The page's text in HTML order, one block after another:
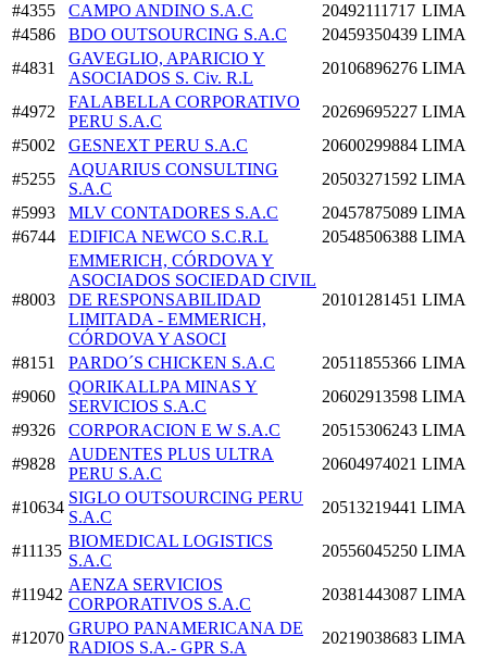
#4355 CAMPO ANDINO S.A.C 20492111717 LIMA
#4586
BDO OUTSOURCING S.A.C 20459350439 LIMA
#4831
GAVEGLIO, APARICIO Y
ASOCIADOS S. Civ. R.L
20106896276 LIMA
#4972
FALABELLA CORPORATIVO
PERU S.A.C
20269695227 LIMA
#5002
GESNEXT PERU S.A.C 20600299884 LIMA
#5255
AQUARIUS CONSULTING
S.A.C
20503271592 LIMA
#5993
MLV CONTADORES S.A.C 20457875089 LIMA
#6744
EDIFICA NEWCO S.C.R.L 20548506388 LIMA
#8003
EMMERICH, CÓRDOVA Y
ASOCIADOS SOCIEDAD CIVIL
DE RESPONSABILIDAD
LIMITADA - EMMERICH,
CÓRDOVA Y ASOCI
20101281451 LIMA
#8151 PARDO´S CHICKEN S.A.C 20511855366 LIMA
#9060
QORIKALLPA MINAS Y
SERVICIOS S.A.C
20602913598 LIMA
#9326
CORPORACION E W S.A.C 20515306243 LIMA
#9828
AUDENTES PLUS ULTRA
PERU S.A.C
20604974021 LIMA
#10634
SIGLO OUTSOURCING PERU
S.A.C
20513219441 LIMA
#11135
BIOMEDICAL LOGISTICS
S.A.C
20556045250 LIMA
#11942
AENZA SERVICIOS
CORPORATIVOS S.A.C
20381443087 LIMA
#12070
GRUPO PANAMERICANA DE
RADIOS S.A.- GPR S.A
20219038683 LIMA